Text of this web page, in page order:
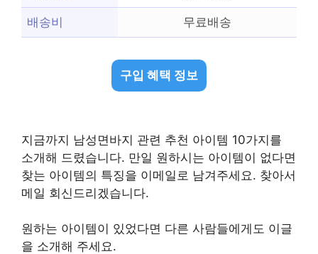
배송비 무료배송
구입 혜택 정보
지금까지 남성면바지 관련 추천 아이템 10가지를
소개해 드렸습니다. 만일 원하시는 아이템이 없다면
찾는 아이템의 특징을 이메일로 남겨주세요. 찾아서
메일 회신드리겠습니다.
원하는 아이템이 있었다면 다른 사람들에게도 이글
을 소개해 주세요.